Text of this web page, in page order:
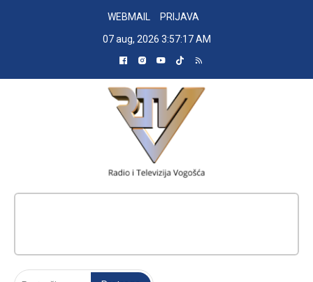
WEBMAIL
PRIJAVA
07 aug, 2026 3:57:18 AM